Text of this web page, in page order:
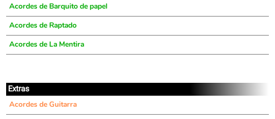
Acordes de Barquito de papel
Acordes de Raptado
Acordes de La Mentira
Extras
Acordes de Guitarra